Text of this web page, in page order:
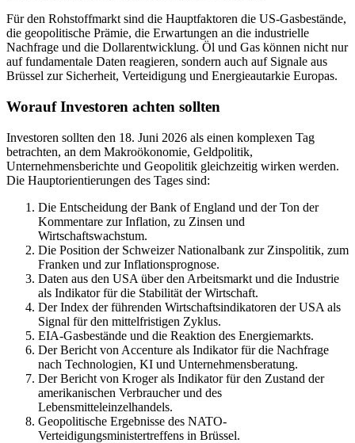
Für den Rohstoffmarkt sind die Hauptfaktoren die US-Gasbestände,
die geopolitische Prämie, die Erwartungen an die industrielle
Nachfrage und die Dollarentwicklung. Öl und Gas können nicht nur
auf fundamentale Daten reagieren, sondern auch auf Signale aus
Brüssel zur Sicherheit, Verteidigung und Energieautarkie Europas.
Worauf Investoren achten sollten
Investoren sollten den 18. Juni 2026 als einen komplexen Tag
betrachten, an dem Makroökonomie, Geldpolitik,
Unternehmensberichte und Geopolitik gleichzeitig wirken werden.
Die Hauptorientierungen des Tages sind:
Die Entscheidung der Bank of England und der Ton der
Kommentare zur Inflation, zu Zinsen und
Wirtschaftswachstum.
Die Position der Schweizer Nationalbank zur Zinspolitik, zum
Franken und zur Inflationsprognose.
Daten aus den USA über den Arbeitsmarkt und die Industrie
als Indikator für die Stabilität der Wirtschaft.
Der Index der führenden Wirtschaftsindikatoren der USA als
Signal für den mittelfristigen Zyklus.
EIA-Gasbestände und die Reaktion des Energiemarkts.
Der Bericht von Accenture als Indikator für die Nachfrage
nach Technologien, KI und Unternehmensberatung.
Der Bericht von Kroger als Indikator für den Zustand der
amerikanischen Verbraucher und des
Lebensmitteleinzelhandels.
Geopolitische Ergebnisse des NATO-
Verteidigungsministertreffens in Brüssel.